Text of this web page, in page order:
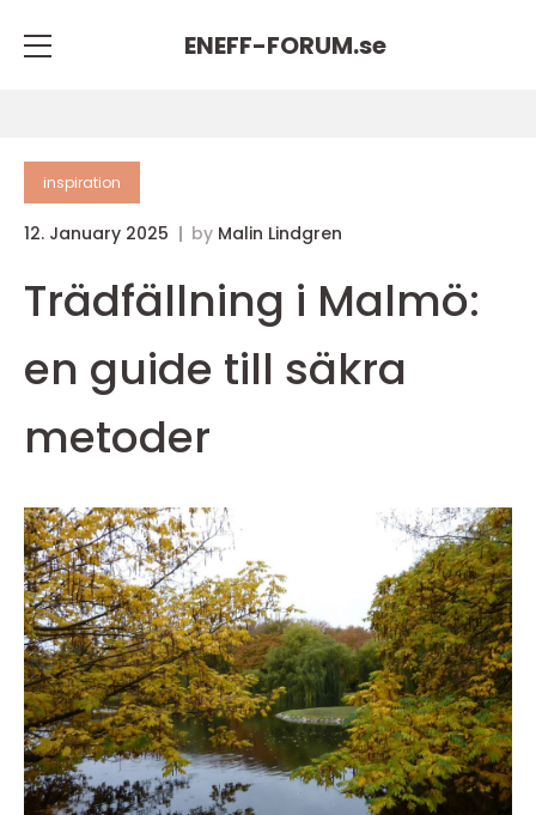
ENEFF-FORUM.se
inspiration
12. January 2025 by Malin Lindgren
Trädfällning i Malmö:
en guide till säkra
metoder